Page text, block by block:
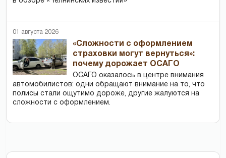
01 августа 2026
«Сложности с оформлением
страховки могут вернуться»:
почему дорожает ОСАГО
ОСАГО оказалось в центре внимания
автомобилистов: одни обращают внимание на то, что
полисы стали ощутимо дороже, другие жалуются на
сложности с оформлением.